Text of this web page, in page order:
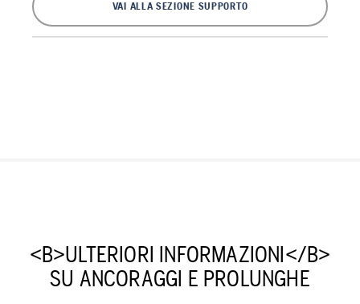
VAI ALLA SEZIONE SUPPORTO
<B>ULTERIORI INFORMAZIONI</B>
SU ANCORAGGI E PROLUNGHE